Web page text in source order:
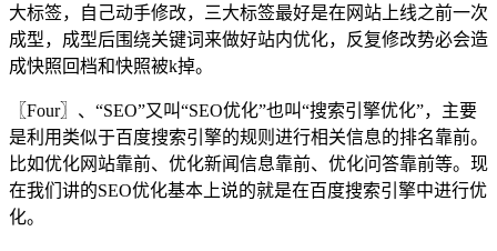
大标签，自己动手修改，三大标签最好是在网站上线之前一次
成型，成型后围绕关键词来做好站内优化，反复修改势必会造
成快照回档和快照被k掉。
〖Four〗、“SEO”又叫“SEO优化”也叫“搜索引擎优化”，主要
是利用类似于百度搜索引擎的规则进行相关信息的排名靠前。
比如优化网站靠前、优化新闻信息靠前、优化问答靠前等。现
在我们讲的SEO优化基本上说的就是在百度搜索引擎中进行优
化。